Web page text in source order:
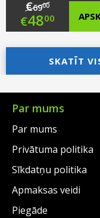
€6900
Original
price
was:
€69.00.
€4800
Current
price
is:
€48.00.
SKATĪT
Par mums
Par mums
Privātuma politika
Sīkdatņu politika
Apmaksas veidi
Piegāde